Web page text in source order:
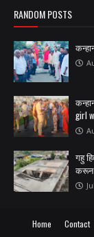
RANDOM POSTS
girl
गहु
करून
Home Contact